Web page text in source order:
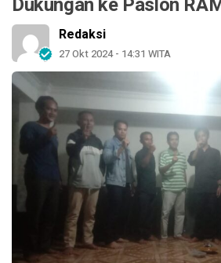
Redaksi
27 Okt 2024 - 14:31 WITA